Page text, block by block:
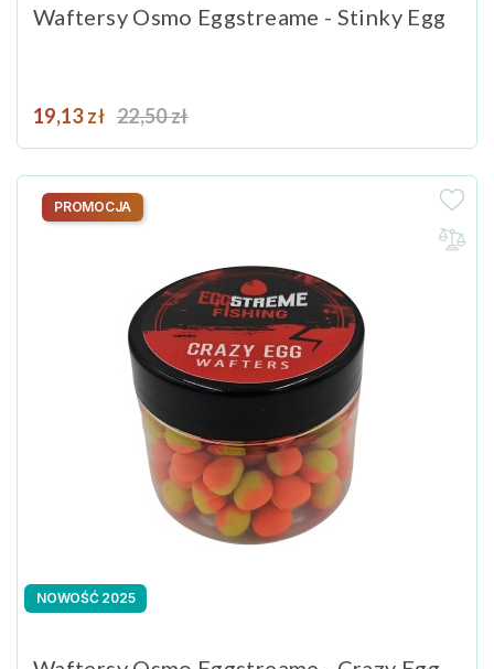
Waftersy Osmo Eggstreame - Stinky Egg
Cena
19,13 zł Cena podstawowa
22,50 zł
NOWOŚĆ 2025
PROMOCJA